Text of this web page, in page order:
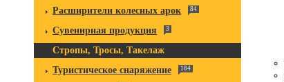
Расширители колесных арок 84
Сувенирная продукция 3
Стропы, Тросы, Такелаж
Туристическое снаряжение
184